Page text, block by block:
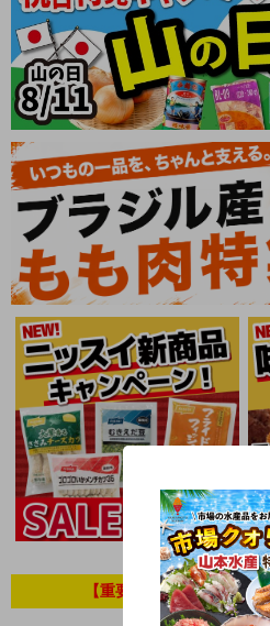
【重要】ビニール関係製